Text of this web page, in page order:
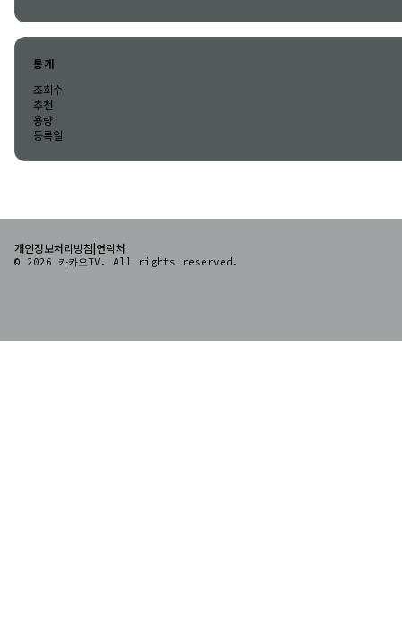
통계
조회수
추천
용량
등록일
개인정보처리방침|연락처
© 2026 카카오TV. All rights reserved.